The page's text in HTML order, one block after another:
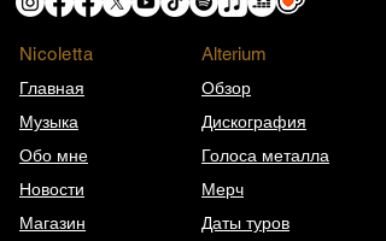
Nicoletta
Главная
Музыка
Обо мне
Новости
Магазин
​Alterium
Обзор
Дискография
Голоса металла
Мерч
Даты туров